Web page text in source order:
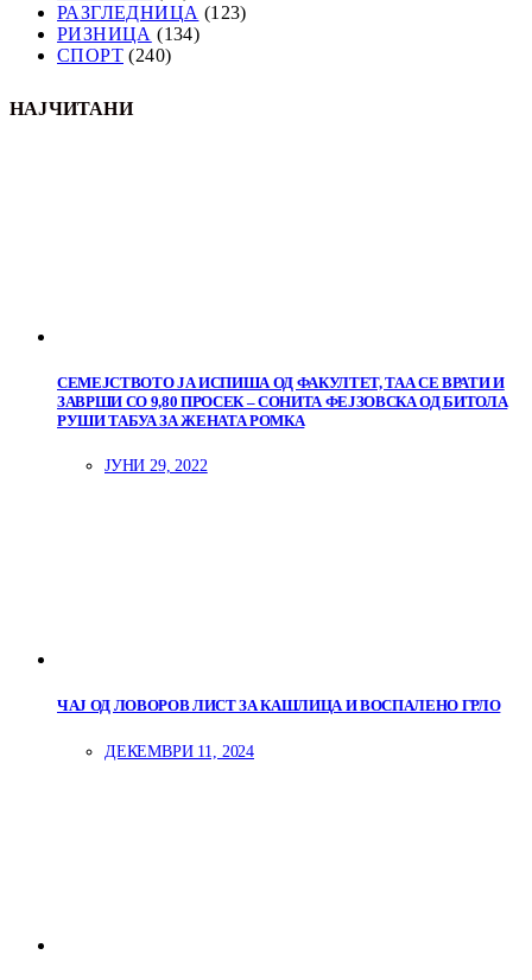
РАЗГЛЕДНИЦА (123)
РИЗНИЦА (134)
СПОРТ (240)
НАЈЧИТАНИ
СЕМЕЈСТВОТО ЈА ИСПИША ОД ФАКУЛТЕТ, ТАА СЕ ВРАТИ И
ЗАВРШИ СО 9,80 ПРОСЕК – СОНИТА ФЕЈЗОВСКА ОД БИТОЛА
РУШИ ТАБУА ЗА ЖЕНАТА РОМКА
ЈУНИ 29, 2022
ЧАЈ ОД ЛОВОРОВ ЛИСТ ЗА КАШЛИЦА И ВОСПАЛЕНО ГРЛО
ДЕКЕМВРИ 11, 2024